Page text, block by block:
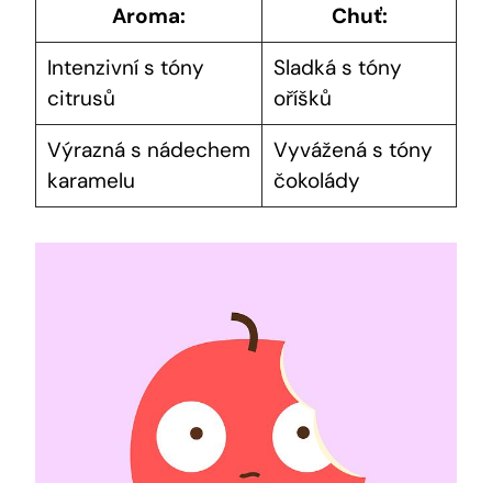
Aroma:
Chuť:
Intenzivní s​ tóny
‍citrusů
Sladká s tóny
oříšků
Výrazná s nádechem
karamelu
Vyvážená s tóny
čokolády